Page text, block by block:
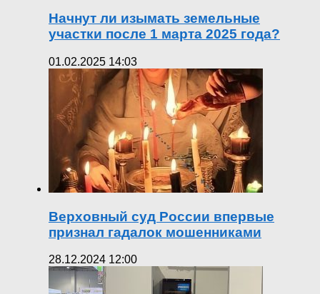
Начнут ли изымать земельные
участки после 1 марта 2025 года?
01.02.2025 14:03
Верховный суд России впервые
признал гадалок мошенниками
28.12.2024 12:00